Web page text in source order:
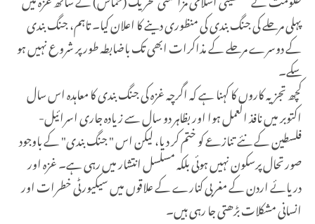
پہلی مرحلے کی جنگ بندی کی منظوری دینے کا اعلان کیا۔ تاہم، جنگ بندی
کے دوسرے مرحلے کے مذاکرات ابھی تک باضابطہ طور پر شروع نہیں ہو
سکے۔
کچھ تجزیہ کاروں کا کہنا ہے کہ اگرچہ غزہ کی جنگ بندی کا معاہدہ اس سال
اکتوبر میں نافذ العمل ہوا اور بظاہر دو سال سے زیادہ جاری اسرائیل-
فلسطین کے نئے تنازعے کو ختم کر دیا، لیکن اس " جنگ بندی" کے باوجود
صورتحال پرسکون نہیں ہوئی بلکہ مسلسل انتشار میں رہی ہے۔ غزہ اور
دریائے اردن کے مغربی کنارے کے علاقوں میں سیکیورٹی خطرات اور
انسانی مشکلات بڑھتی جا رہی ہیں۔